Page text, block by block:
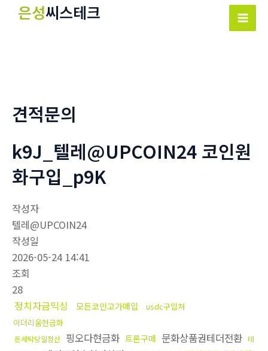
은성씨스테크
Main
견적문의
k9J_텔레@UPCOIN24 코인원
화구입_p9K
작성자
텔레@UPCOIN24
작성일
2026-05-24 14:41
조회
28
정치자금믹싱
모든코인고가매입
usdc구입처
이더리움현금화
돈세탁당일정산 핑오다현금화 트론구매 문화상품권테더전환 테